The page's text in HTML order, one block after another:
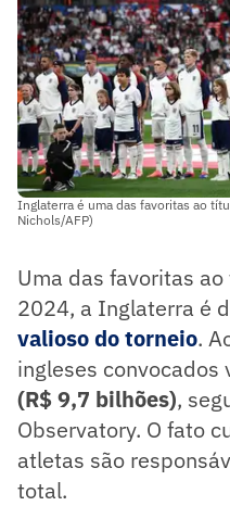
Inglaterra é uma das favoritas ao
Nichols/AFP)
Uma das favoritas
2024, a Inglaterra é
valioso do torneio.
ingleses convocados
(R$ 9,7 bilhões),
Observatory. O fato
atletas são
total.